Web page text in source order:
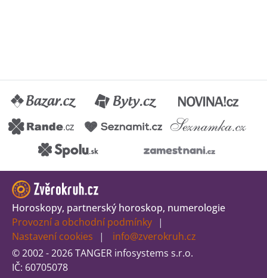
Horoskopy, partnerský horoskop, numerologie
Provozní a obchodní podmínky
Nastavení cookies
info@zverokruh.cz
© 2002 - 2026 TANGER infosystems s.r.o.
IČ: 60705078